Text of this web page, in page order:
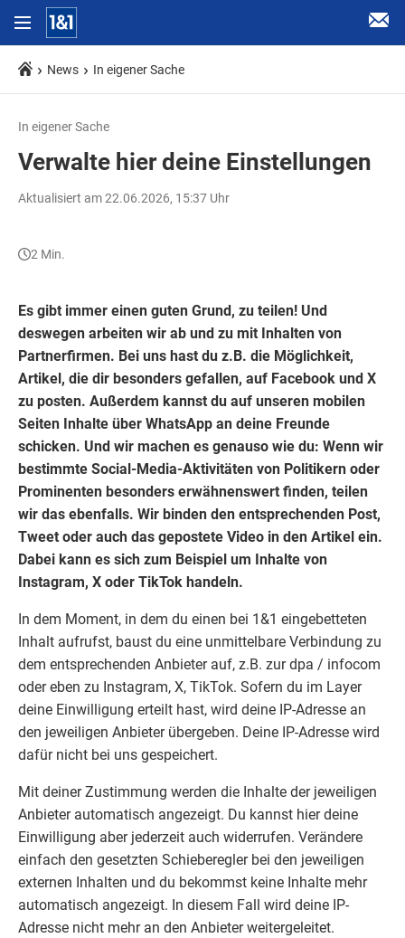
News In eigener Sache
In eigener Sache
Verwalte hier deine Einstellungen
Aktualisiert am 22.06.2026, 15:37 Uhr
2 Min.
Es gibt immer einen guten Grund, zu teilen! Und
deswegen arbeiten wir ab und zu mit Inhalten von
Partnerfirmen. Bei uns hast du z.B. die Möglichkeit,
Artikel, die dir besonders gefallen, auf Facebook und X
zu posten. Außerdem kannst du auf unseren mobilen
Seiten Inhalte über WhatsApp an deine Freunde
schicken. Und wir machen es genauso wie du: Wenn wir
bestimmte Social-Media-Aktivitäten von Politikern oder
Prominenten besonders erwähnenswert finden, teilen
wir das ebenfalls. Wir binden den entsprechenden Post,
Tweet oder auch das gepostete Video in den Artikel ein.
Dabei kann es sich zum Beispiel um Inhalte von
Instagram, X oder TikTok handeln.
In dem Moment, in dem du einen bei 1&1 eingebetteten
Inhalt aufrufst, baust du eine unmittelbare Verbindung zu
dem entsprechenden Anbieter auf, z.B. zur dpa / infocom
oder eben zu Instagram, X, TikTok. Sofern du im Layer
deine Einwilligung erteilt hast, wird deine IP-Adresse an
den jeweiligen Anbieter übergeben. Deine IP-Adresse wird
dafür nicht bei uns gespeichert.
Mit deiner Zustimmung werden die Inhalte der jeweiligen
Anbieter automatisch angezeigt. Du kannst hier deine
Einwilligung aber jederzeit auch widerrufen. Verändere
einfach den gesetzten Schieberegler bei den jeweiligen
externen Inhalten und du bekommst keine Inhalte mehr
automatisch angezeigt. In diesem Fall wird deine IP-
Adresse nicht mehr an den Anbieter weitergeleitet.